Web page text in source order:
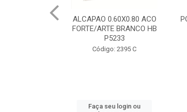
PORTA CANELADA 85X2.15
DIR HB ACO ARTE 1490
Código: 2314
Faça seu login ou